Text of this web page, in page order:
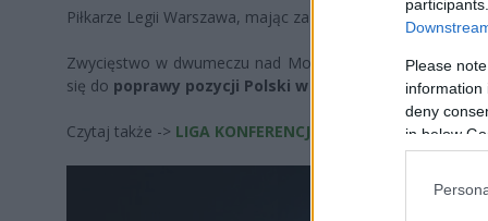
Please
information
deny
in below
Piłkarze Legii Warszawa, mając za sobą lata występów
Zwycięstwo w dwumeczu nad Molde FK nie tylko
się do poprawy pozycji Polski w rankingu UEFA.
Czytaj także -> LIGA KONFERENCJI: Jagiellonia - Betis i